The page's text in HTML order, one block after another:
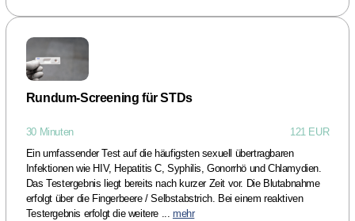
Rundum-Screening für STDs
30 Minuten
121 EUR
Ein umfassender Test auf die häufigsten sexuell übertragbaren
Infektionen wie HIV, Hepatitis C, Syphilis, Gonorrhö und Chlamydien.
Das Testergebnis liegt bereits nach kurzer Zeit vor. Die Blutabnahme
erfolgt über die Fingerbeere / Selbstabstrich. Bei einem reaktiven
Testergebnis erfolgt die weitere ... mehr